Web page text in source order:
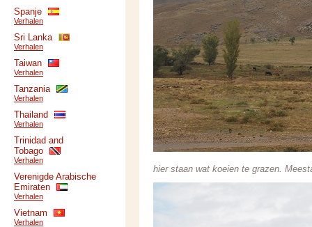
hier staan wat koeien te grazen.
Spanje
Verhalen
Sri Lanka
Verhalen
Taiwan
Verhalen
Tanzania
Verhalen
Thailand
Verhalen
Trinidad and
Tobago
Verhalen
Verenigde Arabische
Emiraten
Verhalen
Vietnam
Verhalen